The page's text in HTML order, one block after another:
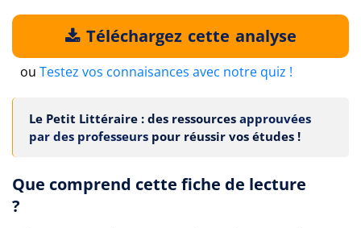
Téléchargez cette analyse
ou Testez vos connaisances avec notre quiz !
Le Petit Littéraire : des ressources approuvées
par des professeurs pour réussir vos études !
Que comprend cette fiche de lecture
?